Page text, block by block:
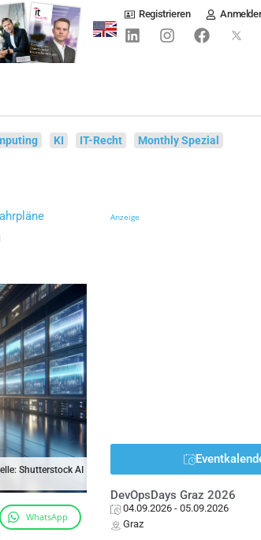
Registrieren
KI IT-Recht Monthly Spezial
Shutterstock AI
WhatsApp
Anzeige
DevOpsDays Graz 2026
04.09.2026 - 05.09.2026
Graz